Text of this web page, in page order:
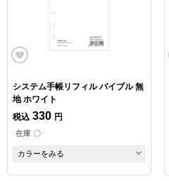
システム手帳リフィル バイブル 無
地 ホワイト
税込 330 円
在庫 〇
カラーをみる